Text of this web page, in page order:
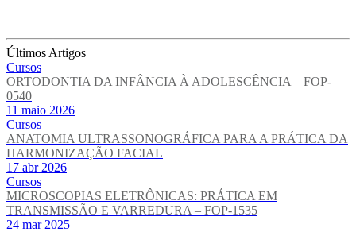
Últimos Artigos
Cursos
ORTODONTIA DA INFÂNCIA À ADOLESCÊNCIA – FOP-
0540
11 maio 2026
Cursos
ANATOMIA ULTRASSONOGRÁFICA PARA A PRÁTICA DA
HARMONIZAÇÃO FACIAL
17 abr 2026
Cursos
MICROSCOPIAS ELETRÔNICAS: PRÁTICA EM
TRANSMISSÃO E VARREDURA – FOP-1535
24 mar 2025